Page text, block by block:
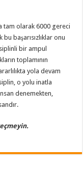
tam olarak 6000 gereci
başarısızlıklar onu
bir ampul
toplamının
yola devam
o yolu inatla
denemekten,